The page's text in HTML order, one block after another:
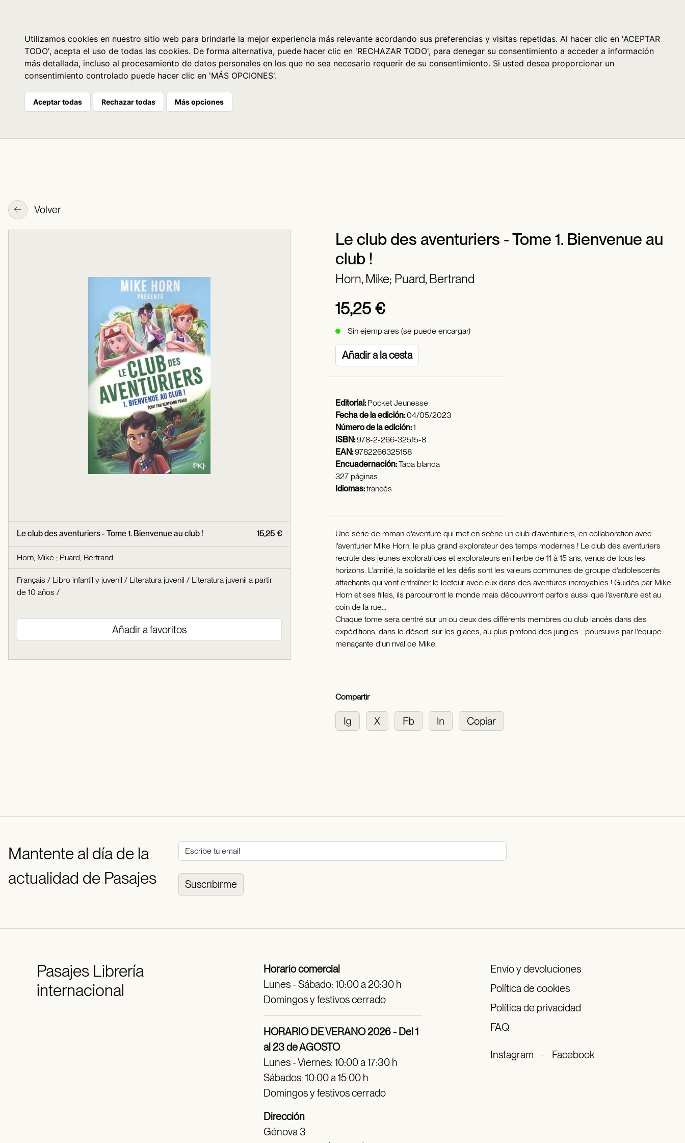
Utilizamos cookies en nuestro sitio web para brindarle la mejor experiencia más relevante acordando sus preferencias y visitas repetidas. Al hacer clic en 'ACEPTAR
TODO', acepta el uso de todas las cookies. De forma alternativa, puede hacer clic en 'RECHAZAR TODO', para denegar su consentimiento a acceder a información
más detallada, incluso al procesamiento de datos personales en los que no sea necesario requerir de su consentimiento. Si usted desea proporcionar un
consentimiento controlado puede hacer clic en 'MÁS OPCIONES'.
Aceptar todas Rechazar todas Más opciones
Volver
Le club des aventuriers - Tome 1. Bienvenue au
club !
Horn, Mike; Puard, Bertrand
15,25 €
Sin ejemplares (se puede encargar)
Añadir a la cesta
15,25 €
Le club des aventuriers - Tome 1. Bienvenue au club !
Horn, Mike ; Puard, Bertrand
Français / Libro infantil y juvenil / Literatura juvenil / Literatura juvenil a partir
de 10 años /
Añadir a favoritos
Editorial:Pocket Jeunesse
Fecha de la edición:04/05/2023
Número de la edición:1
ISBN:978-2-266-32515-8
EAN:9782266325158
Encuadernación:Tapa blanda
327 páginas
Idiomas:francés
Une série de roman d'aventure qui met en scène un club d'aventuriers, en collaboration avec
l'aventurier Mike Horn, le plus grand explorateur des temps modernes ! Le club des aventuriers
recrute des jeunes exploratrices et explorateurs en herbe de 11 à 15 ans, venus de tous les
horizons. L'amitié, la solidarité et les défis sont les valeurs communes de groupe d'adolescents
attachants qui vont entraîner le lecteur avec eux dans des aventures incroyables ! Guidés par Mike
Horn et ses filles, ils parcourront le monde mais découvriront parfois aussi que l'aventure est au
coin de la rue...
Chaque tome sera centré sur un ou deux des différents membres du club lancés dans des
expéditions, dans le désert, sur les glaces, au plus profond des jungles... poursuivis par l'équipe
menaçante d'un rival de Mike.
Compartir
Mantente al día de la
actualidad de Pasajes
Suscribirme
PasajesLibrería
internacional
Horario comercial
Lunes - Sábado: 10:00 a 20:30 h
Domingos y festivos cerrado
HORARIO DE VERANO 2026 - Del 1
al 23 de AGOSTO
Lunes - Viernes: 10:00 a 17:30 h
Sábados: 10:00 a 15:00 h
Domingos y festivos cerrado
Dirección
Génova 3
Envío y devoluciones
Política de cookies
Política de privacidad
FAQ
Instagram · Facebook